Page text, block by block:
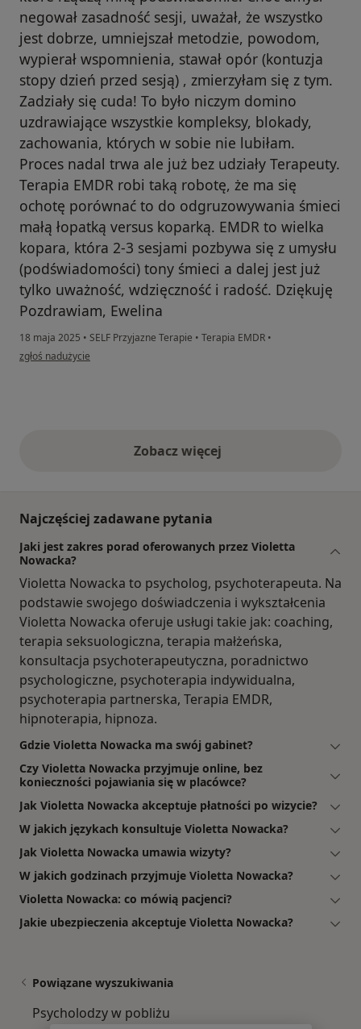
negował zasadność sesji, uważał, że wszystko
jest dobrze, umniejszał metodzie, powodom,
wypierał wspomnienia, stawał opór (kontuzja
stopy dzień przed sesją) , zmierzyłam się z tym.
Zadziały się cuda! To było niczym domino
uzdrawiające wszystkie kompleksy, blokady,
zachowania, których w sobie nie lubiłam.
Proces nadal trwa ale już bez udziały Terapeuty.
Terapia EMDR robi taką robotę, że ma się
ochotę porównać to do odgruzowywania śmieci
małą łopatką versus koparką. EMDR to wielka
kopara, która 2-3 sesjami pozbywa się z umysłu
(podświadomości) tony śmieci a dalej jest już
tylko uważność, wdzięczność i radość. Dziękuję
Pozdrawiam, Ewelina
18 maja 2025 • SELF Przyjazne Terapie • Terapia EMDR •
w opinii użytkownika E.
zgłoś nadużycie
Zobacz więcejopinie powyżej
Najczęściej zadawane pytania
Jaki jest zakres porad oferowanych przez Violetta
Nowacka?
Violetta Nowacka to psycholog, psychoterapeuta. Na
podstawie swojego doświadczenia i wykształcenia
Violetta Nowacka oferuje usługi takie jak: coaching,
terapia seksuologiczna, terapia małżeńska,
konsultacja psychoterapeutyczna, poradnictwo
psychologiczne, psychoterapia indywidualna,
psychoterapia partnerska, Terapia EMDR,
hipnoterapia, hipnoza.
Gdzie Violetta Nowacka ma swój gabinet?
Czy Violetta Nowacka przyjmuje online, bez
konieczności pojawiania się w placówce?
Jak Violetta Nowacka akceptuje płatności po wizycie?
W jakich językach konsultuje Violetta Nowacka?
Jak Violetta Nowacka umawia wizyty?
W jakich godzinach przyjmuje Violetta Nowacka?
Violetta Nowacka: co mówią pacjenci?
Jakie ubezpieczenia akceptuje Violetta Nowacka?
Powiązane wyszukiwania
Psycholodzy w pobliżu